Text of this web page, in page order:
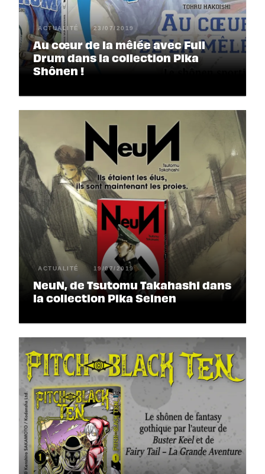
ACTUALITÉ 23/07/2019
Au cœur de la mêlée avec Full
Drum dans la collection Pika
Shônen !
ACTUALITÉ 19/07/2019
NeuN, de Tsutomu Takahashi dans
la collection Pika Seinen